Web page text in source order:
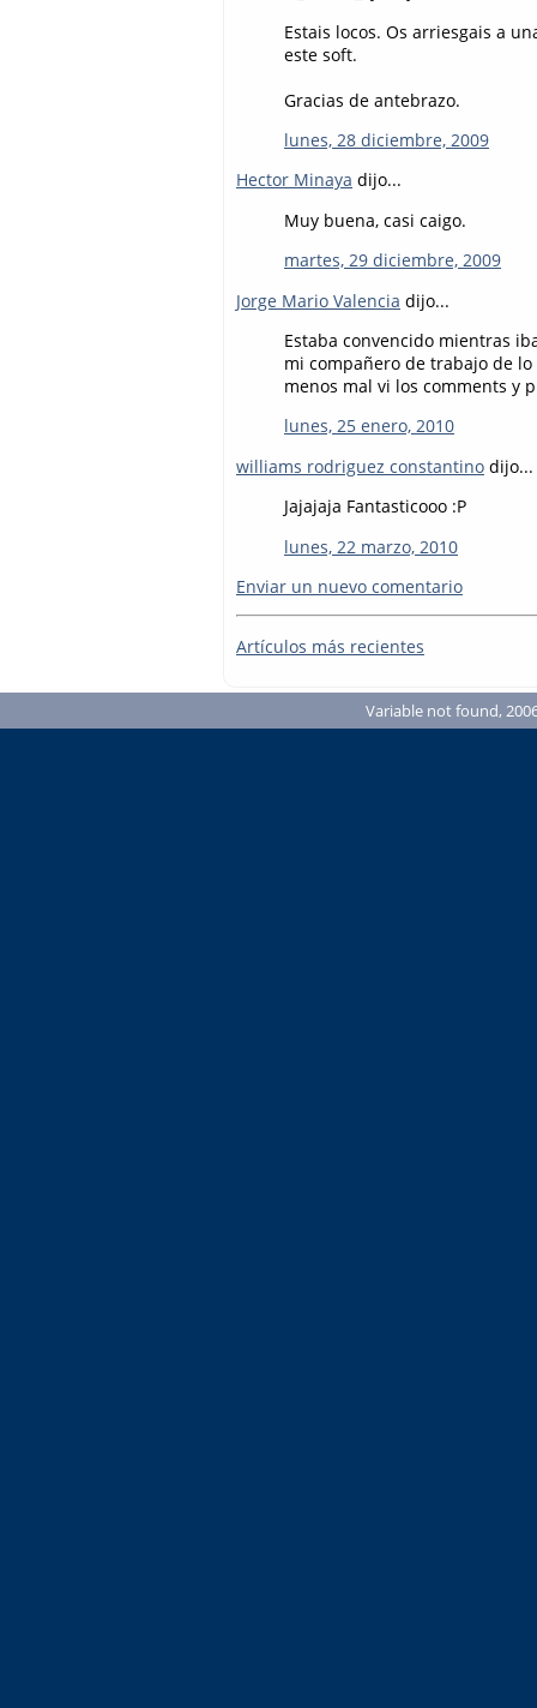
Estais locos. Os arriesgais a
este soft.
Gracias de antebrazo.
lunes, 28 diciembre, 2009
Hector Minaya dijo...
Muy buena, casi caigo.
martes, 29 diciembre, 2009
Jorge Mario Valencia dijo...
Estaba convencido mientras
mi compañero de trabajo de
menos mal vi los comments y
lunes, 25 enero, 2010
williams rodriguez constantino dijo...
Jajajaja Fantasticooo :P
lunes, 22 marzo, 2010
Enviar un nuevo comentario
Artículos más recientes
Variable not found,